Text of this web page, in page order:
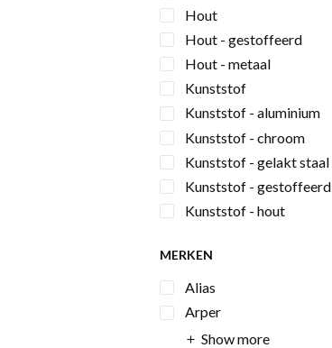
Hout
Hout - gestoffeerd
Hout - metaal
Kunststof
Kunststof - aluminium
Kunststof - chroom
Kunststof - gelakt staal
Kunststof - gestoffeerd
Kunststof - hout
epoxy zwart
geborsteld chroom
hoogglans verchroomd
Natural ash
MERKEN
Alias
Arper
Show more